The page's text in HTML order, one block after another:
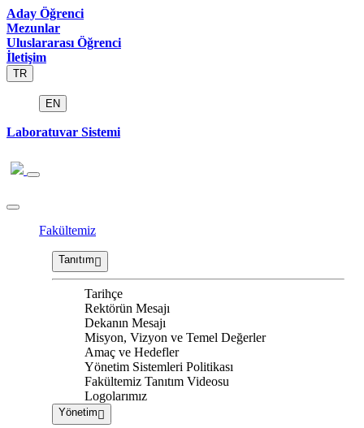
Aday Öğrenci
Mezunlar
Uluslararası Öğrenci
İletişim
TR
EN
Laboratuvar Sistemi
Fakültemiz
Tanıtım
Tarihçe
Rektörün Mesajı
Dekanın Mesajı
Misyon, Vizyon ve Temel Değerler
Amaç ve Hedefler
Yönetim Sistemleri Politikası
Fakültemiz Tanıtım Videosu
Logolarımız
Yönetim